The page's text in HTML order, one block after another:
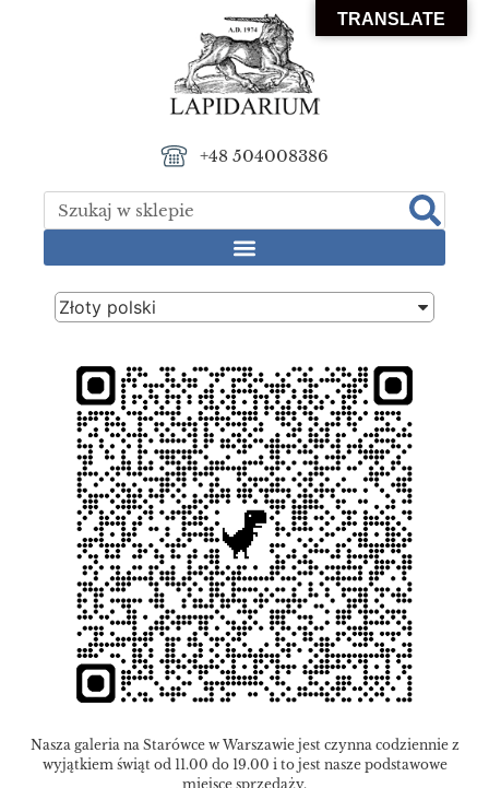
+48 504008386
Złoty polski
Nasza galeria na Starówce w Warszawie jest czynna codziennie z
wyjątkiem świąt od 11.00 do 19.00 i to jest nasze podstawowe
miejsce sprzedaży.
TRANSLATE